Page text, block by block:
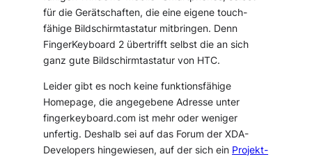
für die Gerätschaften, die eine eigene touch-
fähige Bildschirmtastatur mitbringen. Denn
FingerKeyboard 2 übertrifft selbst die an sich
ganz gute Bildschirmtastatur von HTC.
Leider gibt es noch keine funktionsfähige
Homepage, die angegebene Adresse unter
fingerkeyboard.com ist mehr oder weniger
unfertig. Deshalb sei auf das Forum der XDA-
Developers hingewiesen, auf der sich ein Projekt-